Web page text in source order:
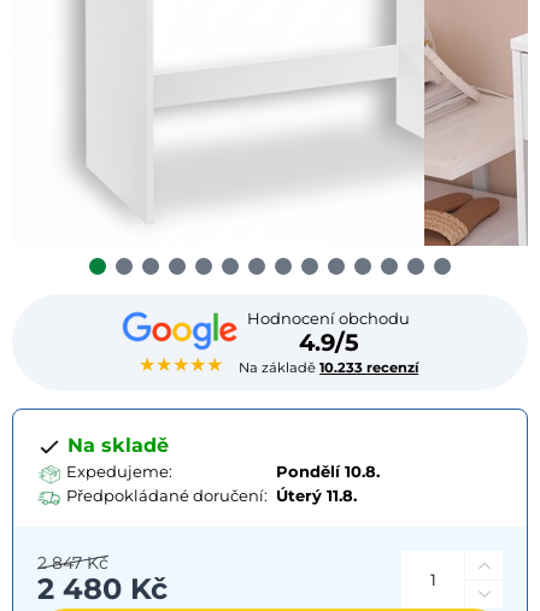
★★★★★
Hodnocení obchodu
4.9/5
Na základě10.233 recenzí
Na skladě
Expedujeme:
Pondělí 10.8.
Předpokládané doručení: Úterý 11.8.
2 480 Kč
2 847 Kč